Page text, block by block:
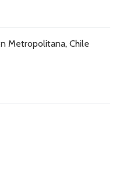
Metropolitana, Chile